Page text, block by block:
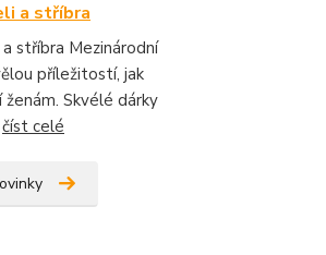
a stříbra
stříbra Mezinárodní
příležitostí, jak
Skvélé dárky
číst celé